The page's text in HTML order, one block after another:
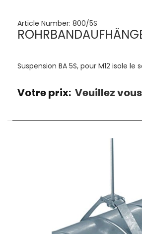
Article Number: 800/5S
Suspension BA 5S, pour M12 isole le
Votre prix: Veuillez